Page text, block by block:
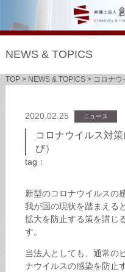
NEWS & TOPICS
TOP> NEWS & TOPICS> コロナウ
2020.02.25 ニュース
コロナウイルス対
び）
tag：
新型のコロナウイルスの
我が国の現状を踏まえる
拡大を防止する策を講じ
す。
当法人としても、通常の
ナウイルスの感染を防止